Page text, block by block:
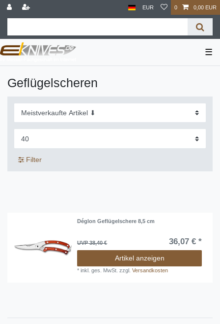
EUR 0 0,00 EUR
☰
Geflügelscheren
Filter
Déglon Geflügelschere 8,5 cm
UVP 38,40 € 36,07 € *
Artikel anzeigen
*inkl. ges. MwSt. zzgl.Versandkosten